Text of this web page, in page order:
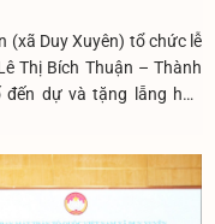
(xã Duy Xuyên) tổ chức lễ
Thị Bích Thuận – Thành
dự và tặng lẵng hoa